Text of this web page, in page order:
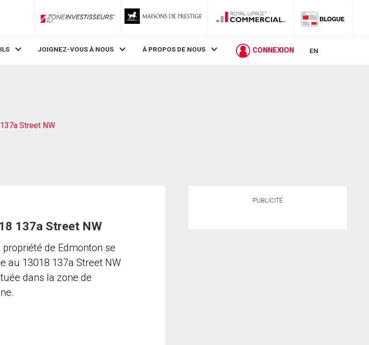
ZoneInvestisseurs RLP
JOIGNEZ-VOUS À NOUS À PROPOS DE NOUS CONNEXION EN
Street NW
137a Street NW
propriété de Edmonton se
au 13018 137a Street NW
dans la zone de
PUBLICITÉ